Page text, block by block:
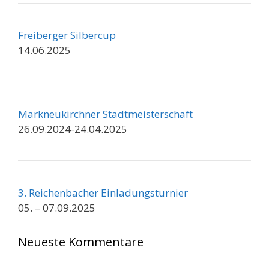
Freiberger Silbercup
14.06.2025
Markneukirchner Stadtmeisterschaft
26.09.2024-24.04.2025
3. Reichenbacher Einladungsturnier
05. – 07.09.2025
Neueste Kommentare